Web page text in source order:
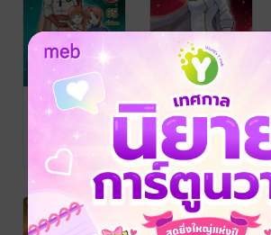
GINTAMA!! กิน
ทามะ เล่ม 65
Hideaki Sorachi
Siam Inter Comics
การ์ตูนทั่วไป
1 Rating
GINTAMA!! กิน
ทามะ เล่ม 64
Hideaki Sorachi/
Siam Inter Comics
การ์ตูนทั่วไป
No Rating